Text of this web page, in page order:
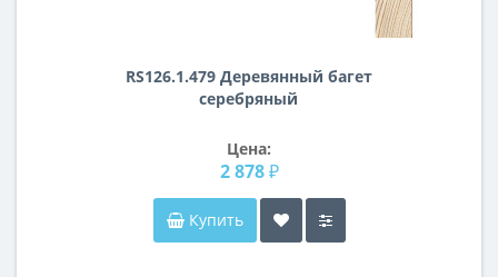
RS126.1.479 Деревянный багет
серебряный
Цена:
2 878 ₽
Купить